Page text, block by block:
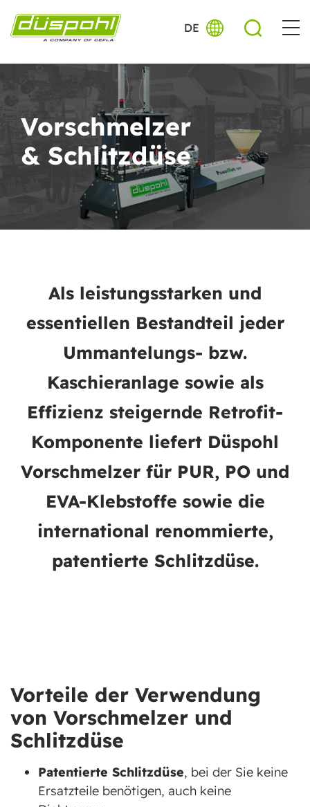
DE
Vorschmelzer
& Schlitzdüse
Als leistungsstarken und
essentiellen Bestandteil jeder
Ummantelungs- bzw.
Kaschieranlage sowie als
Effizienz steigernde Retrofit-
Komponente liefert Düspohl
Vorschmelzer für PUR, PO und
EVA-Klebstoffe sowie die
international renommierte,
patentierte Schlitzdüse.
Vorteile der Verwendung
von Vorschmelzer und
Schlitzdüse
Patentierte Schlitzdüse, bei der Sie keine
Ersatzteile benötigen, auch keine